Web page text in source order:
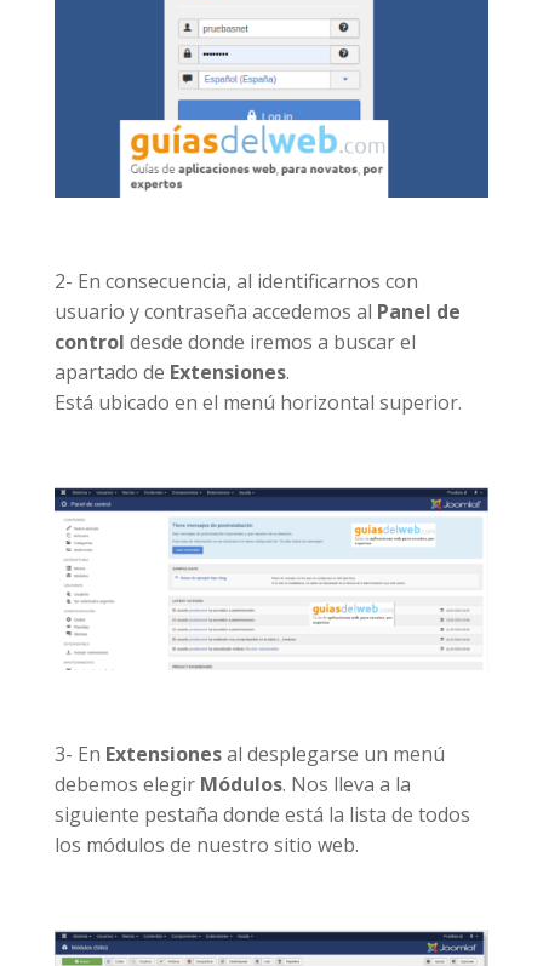
2- En consecuencia, al identificarnos con
usuario y contraseña accedemos al Panel de
control desde donde iremos a buscar el
apartado de Extensiones.
Está ubicado en el menú horizontal superior.
3- En Extensionesal desplegarse un menú
debemos elegir Módulos. Nos lleva a la
siguiente pestaña donde está la lista de todos
los módulos de nuestro sitio web.